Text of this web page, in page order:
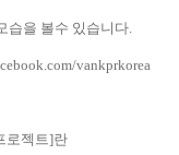
습을 볼수 있습니다.
vankprkorea
로젝트]란